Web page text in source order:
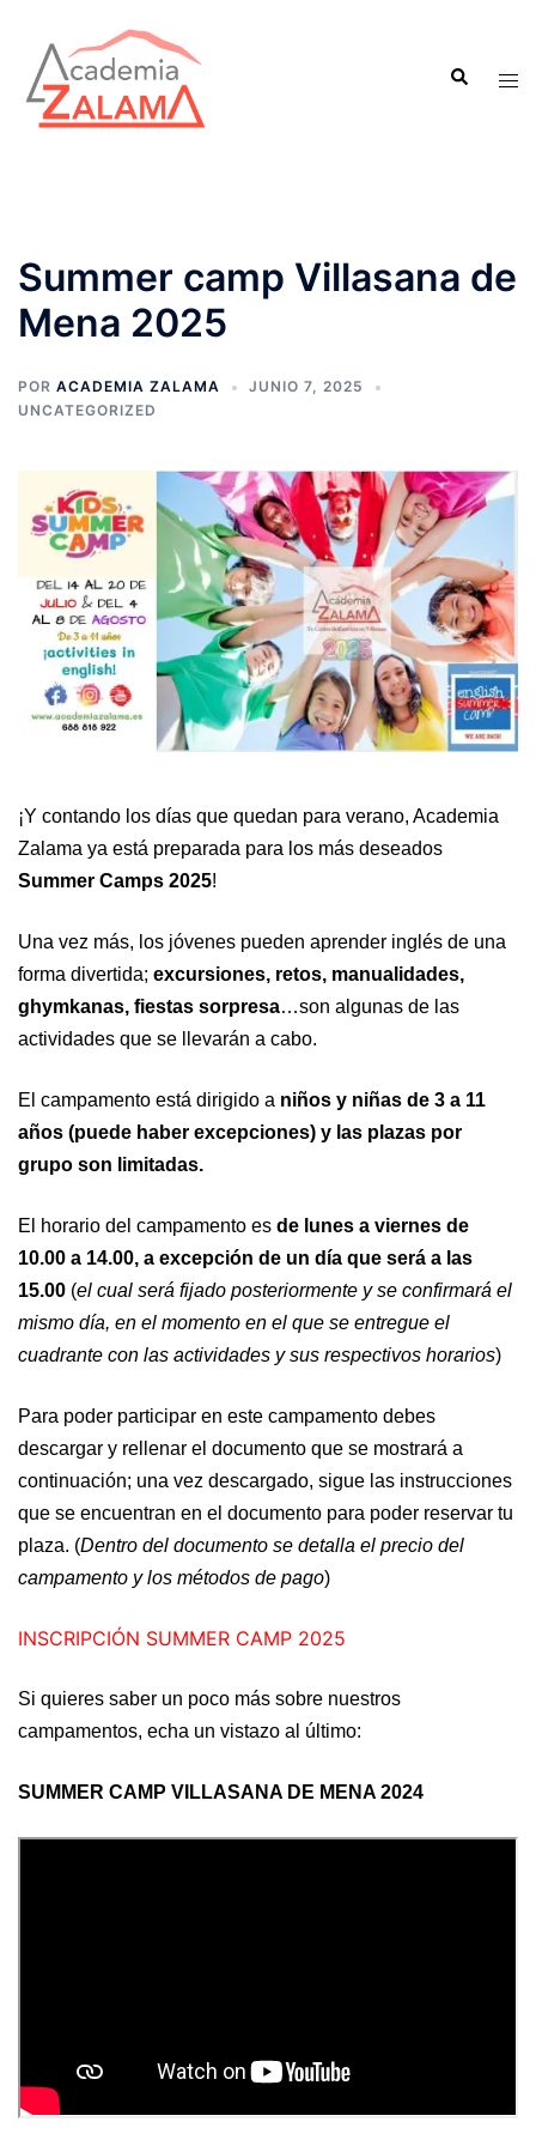
contenido
Buscar
Summer camp Villasana de
Mena 2025
POR ACADEMIA ZALAMA
JUNIO 7, 2025
UNCATEGORIZED
¡Y contando los días que quedan para verano, Academia
Zalama ya está preparada para los más deseados
Summer Camps 2025!
Una vez más, los jóvenes pueden aprender inglés de una
forma divertida; excursiones, retos, manualidades,
ghymkanas, fiestas sorpresa…son algunas de las
actividades que se llevarán a cabo.
El campamento está dirigido a niños y niñas de 3 a 11
años (puede haber excepciones) y las plazas por
grupo son limitadas.
El horario del campamento es de lunes a viernes de
10.00 a 14.00, a excepción de un día que será a las
15.00 (el cual será fijado posteriormente y se confirmará el
mismo día, en el momento en el que se entregue el
cuadrante con las actividades y sus respectivos horarios)
Para poder participar en este campamento debes
descargar y rellenar el documento que se mostrará a
continuación; una vez descargado, sigue las instrucciones
que se encuentran en el documento para poder reservar tu
plaza. (Dentro del documento se detalla el precio del
campamento y los métodos de pago)
INSCRIPCIÓN SUMMER CAMP 2025
Si quieres saber un poco más sobre nuestros
campamentos, echa un vistazo al último:
SUMMER CAMP VILLASANA DE MENA 2024